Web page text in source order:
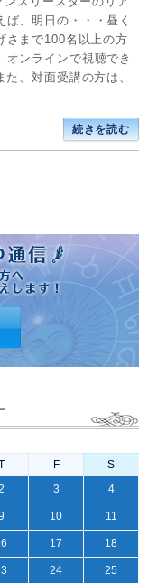
、明日の・・・昼く
さまで100名以上の方
ンラインで視聴でき
、対面受講の方は、
続きを読む
F
S
3 4
10 11
17 18
24 25